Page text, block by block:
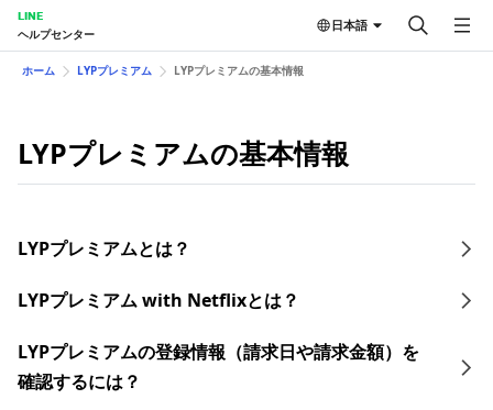
LINE
ヘルプセンター
日本語
ホーム LYPプレミアム LYPプレミアムの基本情報
LYPプレミアムの基本情報
LYPプレミアムとは？
LYPプレミアム with Netflixとは？
LYPプレミアムの登録情報（請求日や請求金額）を
確認するには？